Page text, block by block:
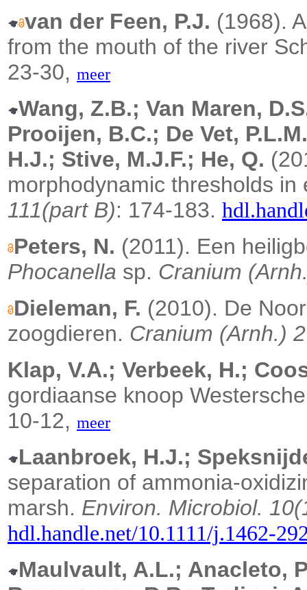
van der Feen, P.J. (1968).
from the mouth of the river
23-30, meer
Wang, Z.B.; Van Maren,
Prooijen, B.C.; De Vet,
H.J.; Stive, M.J.F.; He, Q.
morphodynamic thresholds
111(part B): 174-183.
Peters, N. (2011). Een
Phocanella sp. Cranium
Dieleman, F. (2010). De
zoogdieren. Cranium (Arnh.)
Klap, V.A.; Verbeek, H.;
gordiaanse knoop
10-12, meer
Laanbroek, H.J.;
separation of ammonia-
marsh. Environ. Microbiol.
hdl.handle.net/10.1111/j.1462-
Maulvault, A.L.; Anacleto,